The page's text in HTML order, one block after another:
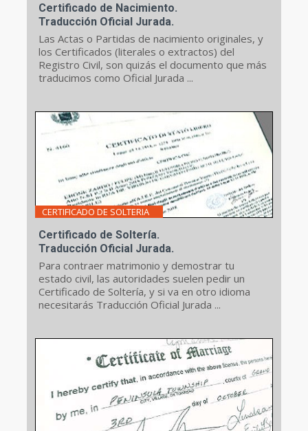
Certificado de Nacimiento.
Traducción Oficial Jurada.
Las Actas o Partidas de nacimiento originales, y
los Certificados (literales o extractos) del
Registro Civil, son quizás el documento que más
traducimos como Oficial Jurada ...
CERTIFICADO DE SOLTERIA
Certificado de Soltería.
Traducción Oficial Jurada.
Para contraer matrimonio y demostrar tu
estado civil, las autoridades suelen pedir un
Certificado de Soltería, y si va en otro idioma
necesitarás Traducción Oficial Jurada ...